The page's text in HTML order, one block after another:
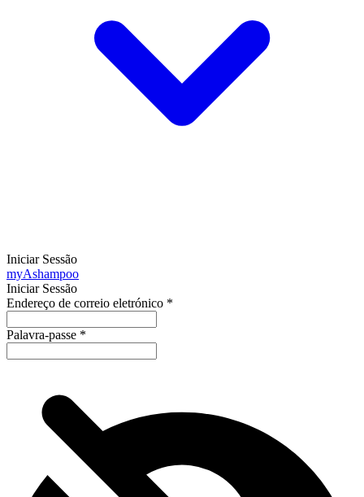
Iniciar Sessão
myAshampoo
Iniciar Sessão
Endereço de correio eletrónico *
Palavra-passe *